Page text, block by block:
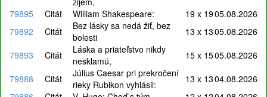
79895
Citát William Shakespeare: 19 x 1905.08.2026
79892
Citát
Bez lásky sa nedá žiť, bez
bolesti
13 x 1305.08.2026
79893
Citát
Láska a priateľstvo nikdy
nesklamú,
15 x 1505.08.2026
79888
Citát
Július Caesar pri prekročení
rieky Rubikon vyhlásil:
13 x 1304.08.2026